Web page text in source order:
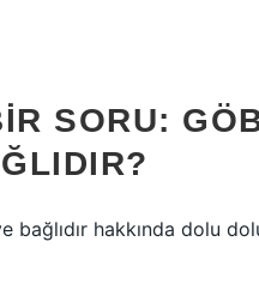
SORU:
hakkında dolu